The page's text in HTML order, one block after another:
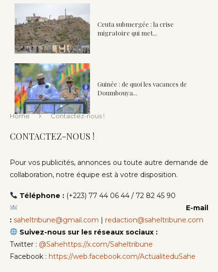
Ceuta submergée : la crise
migratoire qui met...
Guinée : de quoi les vacances de
Doumbouya...
Home Contactez-nous !
CONTACTEZ-NOUS !
Pour vos publicités, annonces ou toute autre demande de
collaboration, notre équipe est à votre disposition.
Téléphone :(+223) 77 44 06 44 / 72 82 45 90
E-mail
: saheltribune@gmail.com | redaction@saheltribune.com
Suivez-nous sur les réseaux sociaux :
Twitter : @Sahehttps://x.com/Saheltribune
Facebook : https://web.facebook.com/ActualiteduSahe